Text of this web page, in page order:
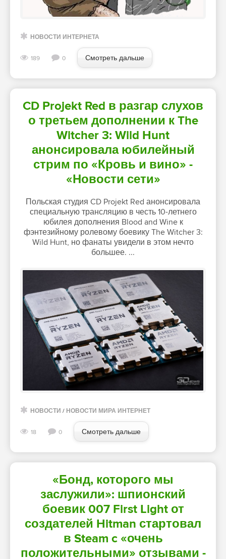
НОВОСТИ ИНТЕРНЕТА
189 0 Смотреть дальше
CD Projekt Red в разгар слухов
о третьем дополнении к The
Witcher 3: Wild Hunt
анонсировала юбилейный
стрим по «Кровь и вино» -
«Новости сети»
Польская студия CD Projekt Red анонсировала
специальную трансляцию в честь 10-летнего
юбилея дополнения Blood and Wine к
фэнтезийному ролевому боевику The Witcher 3:
Wild Hunt, но фанаты увидели в этом нечто
большее. ...
НОВОСТИ / НОВОСТИ МИРА ИНТЕРНЕТ
18 0 Смотреть дальше
«Бонд, которого мы
заслужили»: шпионский
боевик 007 First Light от
создателей Hitman стартовал
в Steam c «очень
положительными» отзывами -